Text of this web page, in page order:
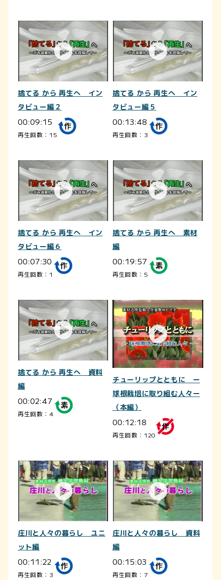
捨てる から 再生へ イン
タビュー編２
00:09:15
再生回数：15
捨てる から 再生へ イン
タビュー編５
00:13:48
再生回数：3
捨てる から 再生へ イン
タビュー編６
00:07:30
再生回数：1
捨てる から 再生へ 素材
編
00:19:57
再生回数：5
捨てる から 再生へ 資料
編
00:02:47
再生回数：4
チューリップとともに ー
球根栽培に取り組む人々ー
（本編）
00:12:18
再生回数：120
庄川と人々の暮らし ユニ
ット編
00:11:22
再生回数：3
庄川と人々の暮らし 資料
編
00:15:03
再生回数：7